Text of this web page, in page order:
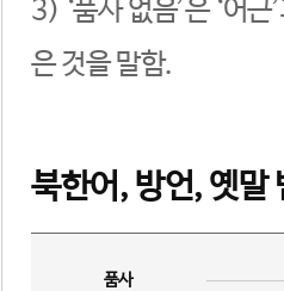
3) ‘품사 없음’은 ‘어
은 것을 말함.
북한어, 방언, 옛말
품사